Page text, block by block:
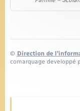
© Direction de
comarquage developpé